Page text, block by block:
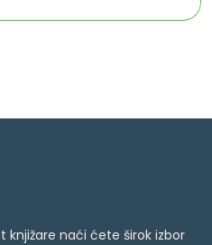
knjižare naći ćete širok izbor